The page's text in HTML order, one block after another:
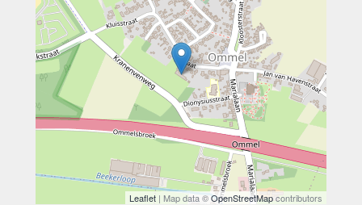
Leaflet | Map data ©OpenStreetMapcontributors